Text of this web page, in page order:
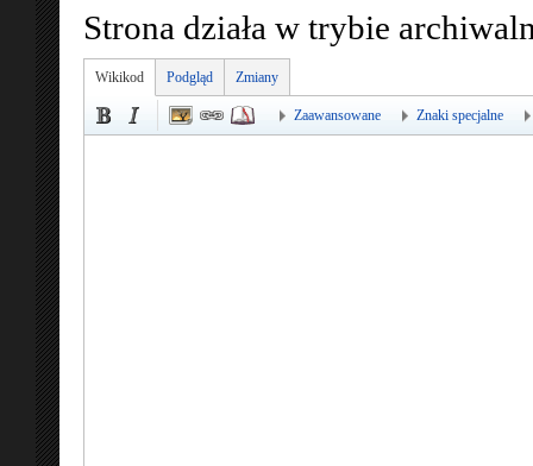
Strona działa w trybie
Wikikod Podgląd Zmiany
Zaawansowane Znaki specjalne